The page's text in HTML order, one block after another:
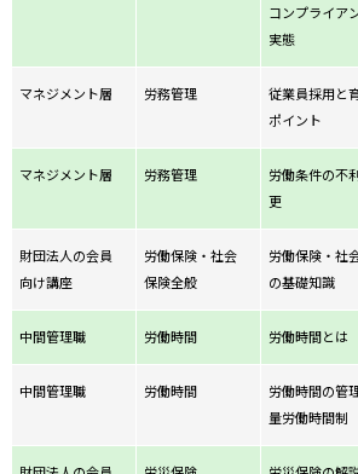
コンプライア
実態
マネジメント層 労務管理
従業員採用と
ポイント
マネジメント層 労務管理
労働条件の不
更
財団法人の会員
向け講座
労働保険・社会
保険全般
労働保険・社
の基礎知識
中間管理職 労働時間 労働時間とは
中間管理職 労働時間
労働時間の管
量労働時間制